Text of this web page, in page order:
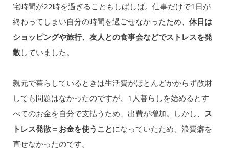
宅時間が22時を過ぎることもしばしば。仕事だけで1日が
終わってしまい自分の時間を過ごせなかったため、 休日は
ショッピングや旅行、友人との食事会などでストレスを発
散していました。
親元で暮らしているときは生活費がほとんどかからず散財
しても問題はなかったのですが、1人暮らしを始めるとす
べてのお金を自分で支払うため、出費が増加。しかし、 ス
トレス発散＝お金を使うことになっていたため、浪費癖を
直せなかったのです。